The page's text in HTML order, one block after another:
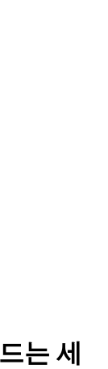
는 세